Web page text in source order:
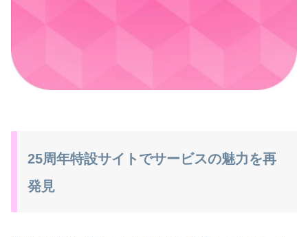
25周年特設サイトでサービスの魅力を再
発見